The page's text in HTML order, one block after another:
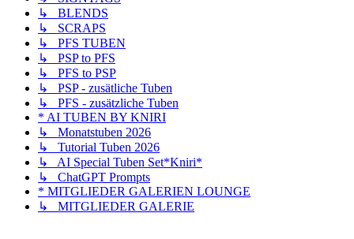
↳ BLENDS
↳ SCRAPS
↳ PFS TUBEN
↳ PSP to PFS
↳ PFS to PSP
↳ PSP - zusätliche Tuben
↳ PFS - zusätzliche Tuben
* AI TUBEN BY KNIRI
↳ Monatstuben 2026
↳ Tutorial Tuben 2026
↳ AI Special Tuben Set*Kniri*
↳ ChatGPT Prompts
* MITGLIEDER GALERIEN LOUNGE
↳ MITGLIEDER GALERIE